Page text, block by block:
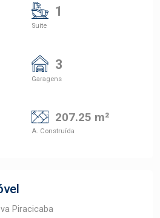
1
Suite
3
Garagens
207.25 m²
A. Construída
Piracicaba